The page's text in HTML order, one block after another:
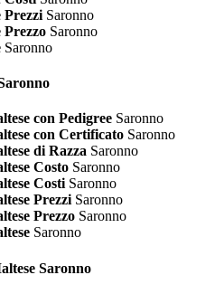
Prezzi Saronno
Saronno
Saronno
con Pedigree Saronno
con Certificato Saronno
di Razza Saronno
Costo Saronno
Costi Saronno
Prezzi Saronno
Prezzo Saronno
Saronno
Saronno